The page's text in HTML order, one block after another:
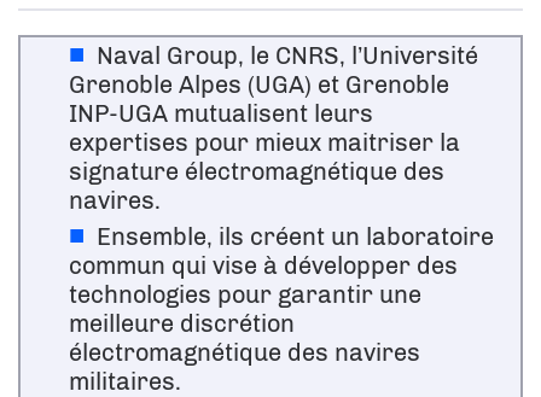
Naval Group, le CNRS, l’Université
Grenoble Alpes (UGA) et Grenoble
INP-UGA mutualisent leurs
expertises pour mieux maitriser la
signature électromagnétique des
navires.
Ensemble, ils créent un laboratoire
commun qui vise à développer des
technologies pour garantir une
meilleure discrétion
électromagnétique des navires
militaires.